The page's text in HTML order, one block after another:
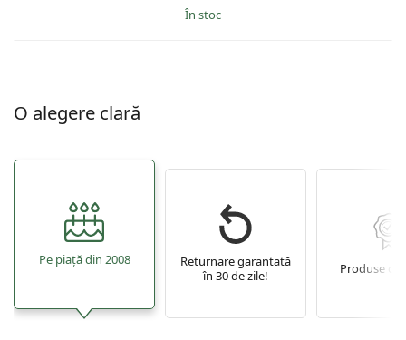
În stoc
O alegere clară
Pe piață din 2008
Returnare garantată
în 30 de zile!
Produse